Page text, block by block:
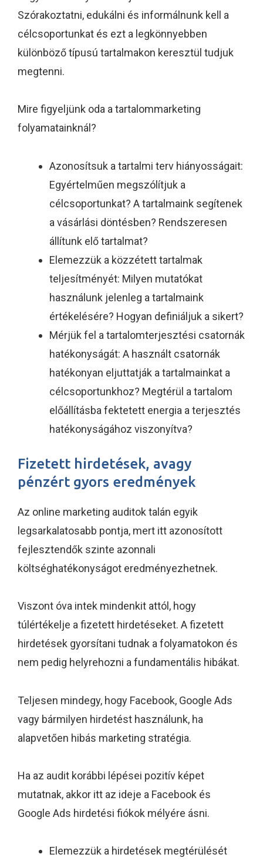
Szórakoztatni, edukálni és informálnunk kell a
célcsoportunkat és ezt a legkönnyebben
különböző típusú tartalmakon keresztül tudjuk
megtenni.
Mire figyeljünk oda a tartalommarketing
folyamatainknál?
Azonosítsuk a tartalmi terv hiányosságait:
Egyértelműen megszólítjuk a
célcsoportunkat? A tartalmaink segítenek
a vásárlási döntésben? Rendszeresen
állítunk elő tartalmat?
Elemezzük a közzétett tartalmak
teljesítményét: Milyen mutatókat
használunk jelenleg a tartalmaink
értékelésére? Hogyan definiáljuk a sikert?
Mérjük fel a tartalomterjesztési csatornák
hatékonyságát: A használt csatornák
hatékonyan eljuttatják a tartalmainkat a
célcsoportunkhoz? Megtérül a tartalom
előállításba fektetett energia a terjesztés
hatékonyságához viszonyítva?
Fizetett hirdetések, avagy
pénzért gyors eredmények
Az online marketing auditok talán egyik
legsarkalatosabb pontja, mert itt azonosított
fejlesztendők szinte azonnali
költséghatékonyságot eredményezhetnek.
Viszont óva intek mindenkit attól, hogy
túlértékelje a fizetett hirdetéseket. A fizetett
hirdetések gyorsítani tudnak a folyamatokon és
nem pedig helyrehozni a fundamentális hibákat.
Teljesen mindegy, hogy Facebook, Google Ads
vagy bármilyen hirdetést használunk, ha
alapvetően hibás marketing stratégia.
Ha az audit korábbi lépései pozitív képet
mutatnak, akkor itt az ideje a Facebook és
Google Ads hirdetési fiókok mélyére ásni.
Elemezzük a hirdetések megtérülését